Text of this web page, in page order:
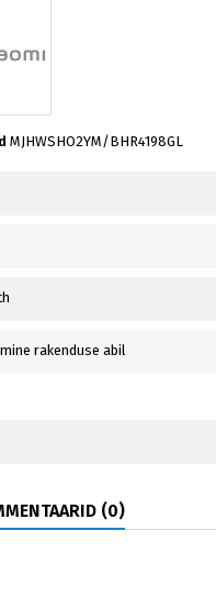
MJHWSHO2YM/BHR4198GL
rakenduse abil
(0)